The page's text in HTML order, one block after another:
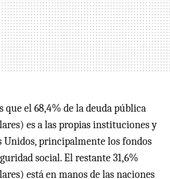
que el 68,4% de la deuda pública
es a las propias instituciones y
Unidos, principalmente los fondos
social. El restante 31,6%
está en manos de las naciones